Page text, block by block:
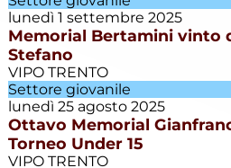
lunedì 1 settembre 2025
Memorial Bertamini vinto
Stefano
VIPO TRENTO
Settore giovanile
lunedì 25 agosto 2025
Ottavo Memorial
Torneo Under 15
VIPO TRENTO
Villazzano
Giovanissimi
Giovanissimi
E. Villazzano